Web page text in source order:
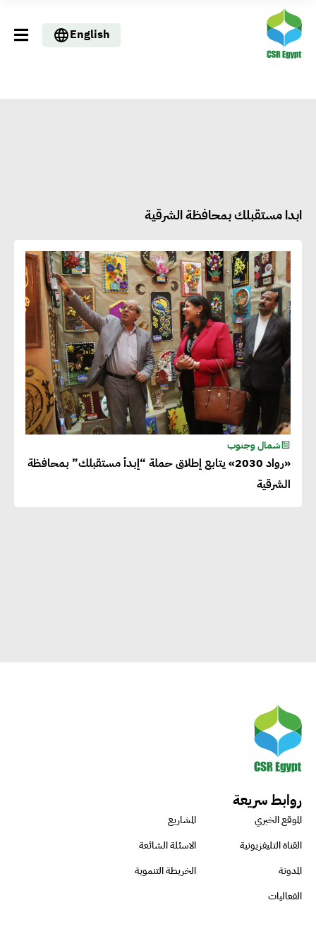
English
ابدا مستقبلك بمحافظة الشرقية
شمال وجنوب
«رواد 2030» يتابع إطلاق حملة “إبدأ مستقبلك” بمحافظة
الشرقية
روابط سريعة
الموقع الخبري
المشاريع
القناة التليفزيونية
الاسئلة الشائعة
المدونة
الخريطة التنموية
الفعاليات